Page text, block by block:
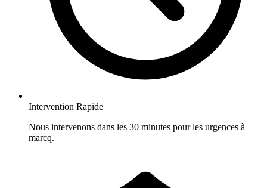
Intervention Rapide
Nous intervenons dans les 30 minutes pour les urgences à
marcq.